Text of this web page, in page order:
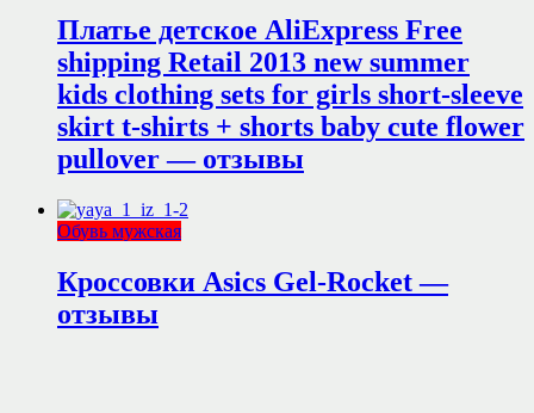
Платье детское AliExpress Free
shipping Retail 2013 new summer
kids clothing sets for girls short-sleeve
skirt t-shirts + shorts baby cute flower
pullover — отзывы
Обувь мужская
Кроссовки Asics Gel-Rocket —
отзывы